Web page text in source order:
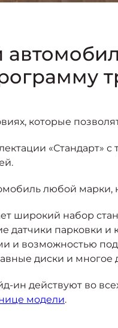
которые
«Стандарт»
любой марки,
широкий набор
датчики парковки
и возможностью
диски и многое
действуют во
модели.